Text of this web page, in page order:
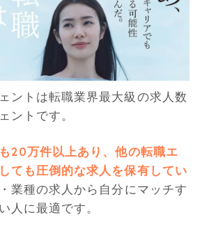
ントは転職業界最大級の求人数
ントです。
20万件以上あり、他の転職エ
ても圧倒的な求人を保有してい
業種の求人から自分にマッチす
人に最適です。